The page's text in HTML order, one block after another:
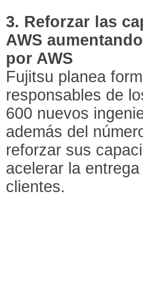
3. Reforzar las
AWS
por AWS
Fujitsu planea
responsables de
600 nuevos
además del
reforzar sus
acelerar la
clientes.